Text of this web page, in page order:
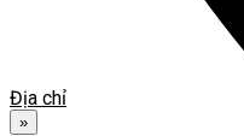
Địa chỉ
»